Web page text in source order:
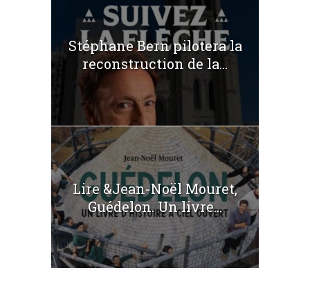
Stéphane Bern pilotera la
reconstruction de la...
Lire &Jean-Noël Mouret,
Guédelon. Un livre...